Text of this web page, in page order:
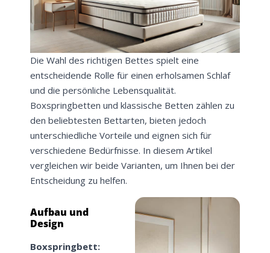
Die Wahl des richtigen Bettes spielt eine
entscheidende Rolle für einen erholsamen Schlaf
und die persönliche Lebensqualität.
Boxspringbetten und klassische Betten zählen zu
den beliebtesten Bettarten, bieten jedoch
unterschiedliche Vorteile und eignen sich für
verschiedene Bedürfnisse. In diesem Artikel
vergleichen wir beide Varianten, um Ihnen bei der
Entscheidung zu helfen.
Aufbau und
Design
Boxspringbett: